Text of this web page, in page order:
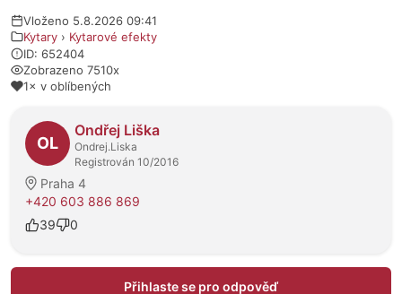
Vloženo 5.8.2026 09:41
Kytary › Kytarové efekty
ID: 652404
Zobrazeno 7510x
1× v oblíbených
O prodejci
OL
Ondřej Liška
Ondrej.Liska
Registrován 10/2016
Praha 4
+420 603 886 869
39
0
Přihlaste se pro odpověď